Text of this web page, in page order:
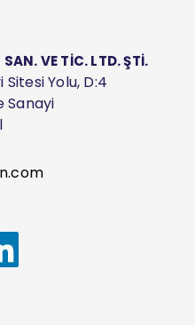
VE TİC. LTD. ŞTİ.
Yolu, D:4
Sanayi